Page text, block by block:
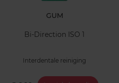
GUM
Bi-Direction ISO 1
Interdentale reiniging